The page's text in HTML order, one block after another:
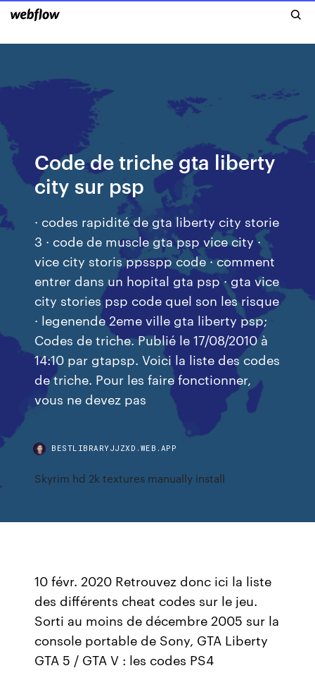
Code de triche gta liberty
city sur psp
· codes rapidité de gta liberty city storie
3 · code de muscle gta psp vice city ·
vice city storis ppsspp code · comment
entrer dans un hopital gta psp · gta vice
city stories psp code quel son les risque
· legenende 2eme ville gta liberty psp;
Codes de triche. Publié le 17/08/2010 à
14:10 par gtapsp. Voici la liste des codes
de triche. Pour les faire fonctionner,
vous ne devez pas
BESTLIBRARYJJZXD.WEB.APP
Skyrim hd 2k textures manually install
10 févr. 2020 Retrouvez donc ici la liste
des différents cheat codes sur le jeu.
Sorti au moins de décembre 2005 sur la
console portable de Sony, GTA Liberty
GTA 5 / GTA V : les codes PS4